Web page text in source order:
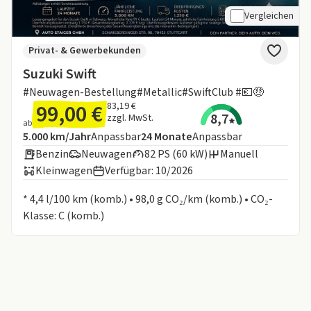
Vergleichen
Suzuki Swift
#Neuwagen-Bestellung#Metallic#SwiftClub #💶🤑
Privat- & Gewerbekunden
ab 99,00 € 83,19 €
zzgl. MwSt.
8,7
Angebotsdetails:
Inklusive Laufleistung
5.000 km/JahrAnpassbarLaufzeit
24MonateAnpassbar
Benzin
Neuwagen 82 PS (60 kW)
Manuell
Kleinwagen
Verfügbar: 10/2026
* 4,4 l/100 km (komb.) • 98,0 g CO₂/km (komb.) • CO₂-
Klasse: C (komb.)